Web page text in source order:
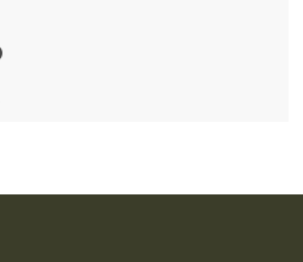
MILITARY RANGE s.r.o. - Dettagli di